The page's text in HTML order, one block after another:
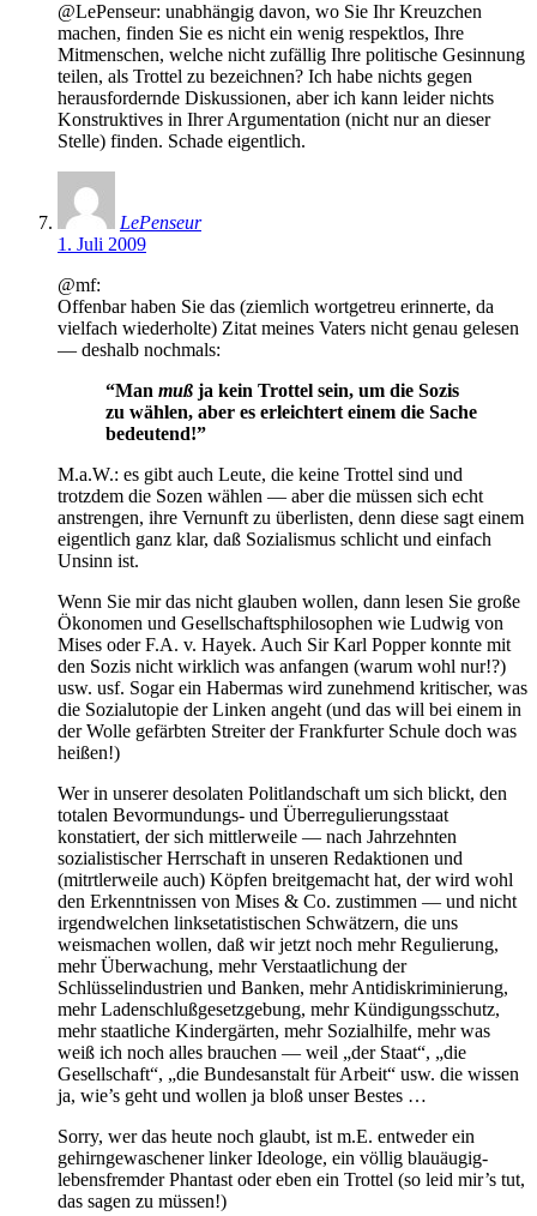
@LePenseur: unabhängig davon, wo Sie Ihr Kreuzchen
machen, finden Sie es nicht ein wenig respektlos, Ihre
Mitmenschen, welche nicht zufällig Ihre politische Gesinnung
teilen, als Trottel zu bezeichnen? Ich habe nichts gegen
herausfordernde Diskussionen, aber ich kann leider nichts
Konstruktives in Ihrer Argumentation (nicht nur an dieser
Stelle) finden. Schade eigentlich.
LePenseur
1. Juli 2009
@mf:
Offenbar haben Sie das (ziemlich wortgetreu erinnerte, da
vielfach wiederholte) Zitat meines Vaters nicht genau gelesen
— deshalb nochmals:
“Man muß ja kein Trottel sein, um die Sozis
zu wählen, aber es erleichtert einem die Sache
bedeutend!”
M.a.W.: es gibt auch Leute, die keine Trottel sind und
trotzdem die Sozen wählen — aber die müssen sich echt
anstrengen, ihre Vernunft zu überlisten, denn diese sagt einem
eigentlich ganz klar, daß Sozialismus schlicht und einfach
Unsinn ist.
Wenn Sie mir das nicht glauben wollen, dann lesen Sie große
Ökonomen und Gesellschaftsphilosophen wie Ludwig von
Mises oder F.A. v. Hayek. Auch Sir Karl Popper konnte mit
den Sozis nicht wirklich was anfangen (warum wohl nur!?)
usw. usf. Sogar ein Habermas wird zunehmend kritischer, was
die Sozialutopie der Linken angeht (und das will bei einem in
der Wolle gefärbten Streiter der Frankfurter Schule doch was
heißen!)
Wer in unserer desolaten Politlandschaft um sich blickt, den
totalen Bevormundungs- und Überregulierungsstaat
konstatiert, der sich mittlerweile — nach Jahrzehnten
sozialistischer Herrschaft in unseren Redaktionen und
(mitrtlerweile auch) Köpfen breitgemacht hat, der wird wohl
den Erkenntnissen von Mises & Co. zustimmen — und nicht
irgendwelchen linksetatistischen Schwätzern, die uns
weismachen wollen, daß wir jetzt noch mehr Regulierung,
mehr Überwachung, mehr Verstaatlichung der
Schlüsselindustrien und Banken, mehr Antidiskriminierung,
mehr Ladenschlußgesetzgebung, mehr Kündigungsschutz,
mehr staatliche Kindergärten, mehr Sozialhilfe, mehr was
weiß ich noch alles brauchen — weil „der Staat“, „die
Gesellschaft“, „die Bundesanstalt für Arbeit“ usw. die wissen
ja, wie’s geht und wollen ja bloß unser Bestes …
Sorry, wer das heute noch glaubt, ist m.E. entweder ein
gehirngewaschener linker Ideologe, ein völlig blauäugig-
lebensfremder Phantast oder eben ein Trottel (so leid mir’s tut,
das sagen zu müssen!)